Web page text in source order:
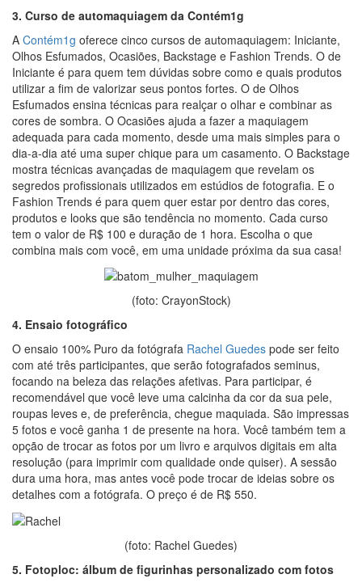
3. Curso de automaquiagem da Contém1g
A Contém1g oferece cinco cursos de automaquiagem: Iniciante,
Olhos Esfumados, Ocasiões, Backstage e Fashion Trends. O de
Iniciante é para quem tem dúvidas sobre como e quais produtos
utilizar a fim de valorizar seus pontos fortes. O de Olhos
Esfumados ensina técnicas para realçar o olhar e combinar as
cores de sombra. O Ocasiões ajuda a fazer a maquiagem
adequada para cada momento, desde uma mais simples para o
dia-a-dia até uma super chique para um casamento. O Backstage
mostra técnicas avançadas de maquiagem que revelam os
segredos profissionais utilizados em estúdios de fotografia. E o
Fashion Trends é para quem quer estar por dentro das cores,
produtos e looks que são tendência no momento. Cada curso
tem o valor de R$ 100 e duração de 1 hora. Escolha o que
combina mais com você, em uma unidade próxima da sua casa!
(foto: CrayonStock)
4. Ensaio fotográfico
O ensaio 100% Puro da fotógrafa Rachel Guedes pode ser feito
com até três participantes, que serão fotografados seminus,
focando na beleza das relações afetivas. Para participar, é
recomendável que você leve uma calcinha da cor da sua pele,
roupas leves e, de preferência, chegue maquiada. São impressas
5 fotos e você ganha 1 de presente na hora. Você também tem a
opção de trocar as fotos por um livro e arquivos digitais em alta
resolução (para imprimir com qualidade onde quiser). A sessão
dura uma hora, mas antes você pode trocar de ideias sobre os
detalhes com a fotógrafa. O preço é de R$ 550.
(foto: Rachel Guedes)
5. Fotoploc: álbum de figurinhas personalizado com fotos